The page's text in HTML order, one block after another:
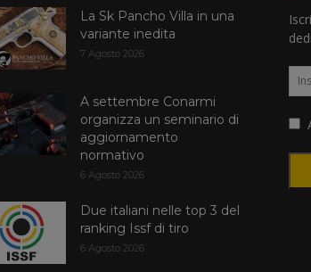
La Sk Pancho Villa in una
variante inedita
7 Agosto 2026
A settembre Conarmi
organizza un seminario di
aggiornamento
normativo
6 Agosto 2026
Due italiani nelle top 3 del
ranking Issf di tiro
6 Agosto 2026